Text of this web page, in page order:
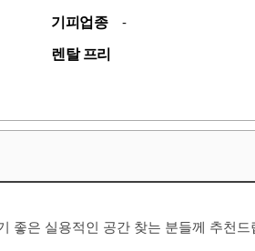
기피업종 -
렌탈 프리
좋은 실용적인 공간 찾는 분들께 추천드